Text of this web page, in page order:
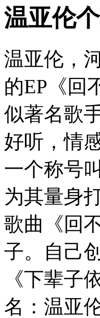
温亚伦
温亚伦，
的EP《回
似著名歌
好听，情
一个称号
为其量身
歌曲《回
子。自己
《下辈子
名：温亚